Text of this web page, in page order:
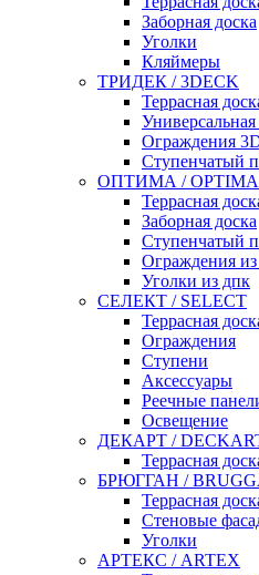
Заборная доска
Уголки
Кляймеры
ТРИДЕК / 3DECK
Террасная
Ограждения
Ступенчатый
ОПТИМА / OPTIMA
Террасная
Заборная доска
Ступенчатый
Ограждения
Уголки из дпк
СЕЛЕКТ / SELECT
Террасная
Ограждения
Ступени
Аксессуары
Реечные
Освещение
ДЕКАРТ /
Террасная
БРЮГГАН /
Террасная
Стеновые
Уголки
АРТЕКС / ARTEX